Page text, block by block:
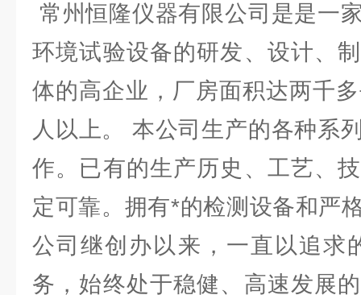
常州恒隆仪器有限公司是是一
环境试验设备的研发、设计、
体的高企业，厂房面积达两千
人以上。 本公司生产的各种系
作。已有的生产历史、工艺、
定可靠。拥有*的检测设备和严
公司继创办以来，一直以追求
务，始终处于稳健、高速发展